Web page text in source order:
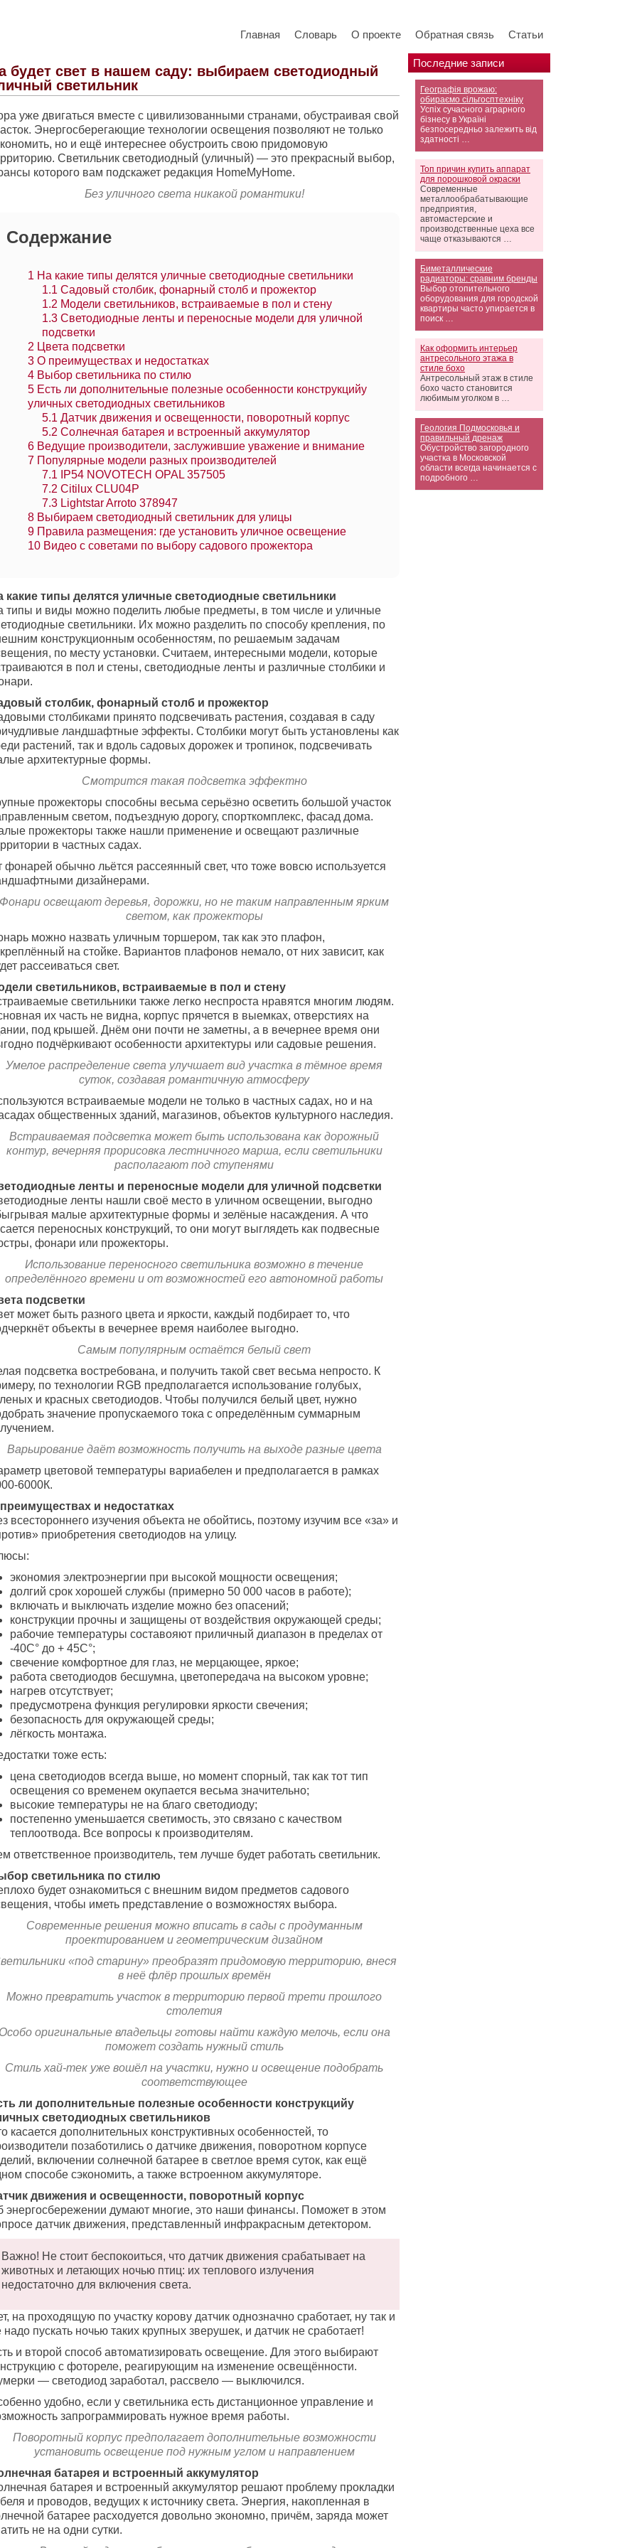
Главная Словарь О проекте Обратная связь Статьи
Последние записи
Географія врожаю:
обираємо сільгосптехніку
Успіх сучасного аграрного
бізнесу в Україні
безпосередньо залежить від
здатності …
Топ причин купить аппарат
для порошковой окраски
Современные
металлообрабатывающие
предприятия,
автомастерские и
производственные цеха все
чаще отказываются …
Биметаллические
радиаторы: сравним бренды
Выбор отопительного
оборудования для городской
квартиры часто упирается в
поиск …
Как оформить интерьер
антресольного этажа в
стиле бохо
Антресольный этаж в стиле
бохо часто становится
любимым уголком в …
Геология Подмосковья и
правильный дренаж
Обустройство загородного
участка в Московской
области всегда начинается с
подробного …
будет свет в нашем саду: выбираем светодиодный
светильник
уже двигаться вместе с цивилизованными странами, обустраивая свой
Энергосберегающие технологии освещения позволяют не только
но и ещё интереснее обустроить свою придомовую
Светильник светодиодный (уличный) — это прекрасный выбор,
которого вам подскажет редакция HomeMyHome.
Без уличного света никакой романтики!
Содержание
1 На какие типы делятся уличные светодиодные светильники
1.1 Садовый столбик, фонарный столб и прожектор
1.2 Модели светильников, встраиваемые в пол и стену
1.3 Светодиодные ленты и переносные модели для уличной
подсветки
2 Цвета подсветки
3 О преимуществах и недостатках
4 Выбор светильника по стилю
5 Есть ли дополнительные полезные особенности конструкцийу
уличных светодиодных светильников
5.1 Датчик движения и освещенности, поворотный корпус
5.2 Солнечная батарея и встроенный аккумулятор
6 Ведущие производители, заслужившие уважение и внимание
7 Популярные модели разных производителей
7.1 IP54 NOVOTECH OPAL 357505
7.2 Citilux CLU04P
7.3 Lightstar Arroto 378947
8 Выбираем светодиодный светильник для улицы
9 Правила размещения: где установить уличное освещение
10 Видео с советами по выбору садового прожектора
какие типы делятся уличные светодиодные светильники
типы и виды можно поделить любые предметы, в том числе и уличные
светильники. Их можно разделить по способу крепления, по
конструкционным особенностям, по решаемым задачам
по месту установки. Считаем, интересными модели, которые
в пол и стены, светодиодные ленты и различные столбики и
столбик, фонарный столб и прожектор
столбиками принято подсвечивать растения, создавая в саду
ландшафтные эффекты. Столбики могут быть установлены как
растений, так и вдоль садовых дорожек и тропинок, подсвечивать
архитектурные формы.
Смотрится такая подсветка эффектно
прожекторы способны весьма серьёзно осветить большой участок
светом, подъездную дорогу, спорткомплекс, фасад дома.
прожекторы также нашли применение и освещают различные
в частных садах.
фонарей обычно льётся рассеянный свет, что тоже вовсю используется
дизайнерами.
Фонари освещают деревья, дорожки, но не таким направленным ярким
светом, как прожекторы
можно назвать уличным торшером, так как это плафон,
на стойке. Вариантов плафонов немало, от них зависит, как
рассеиваться свет.
светильников, встраиваемые в пол и стену
светильники также легко неспроста нравятся многим людям.
их часть не видна, корпус прячется в выемках, отверстиях на
под крышей. Днём они почти не заметны, а в вечернее время они
подчёркивают особенности архитектуры или садовые решения.
Умелое распределение света улучшает вид участка в тёмное время
суток, создавая романтичную атмосферу
встраиваемые модели не только в частных садах, но и на
общественных зданий, магазинов, объектов культурного наследия.
Встраиваемая подсветка может быть использована как дорожный
контур, вечерняя прорисовка лестничного марша, если светильники
располагают под ступенями
ленты и переносные модели для уличной подсветки
ленты нашли своё место в уличном освещении, выгодно
малые архитектурные формы и зелёные насаждения. А что
переносных конструкций, то они могут выглядеть как подвесные
фонари или прожекторы.
Использование переносного светильника возможно в течение
определённого времени и от возможностей его автономной работы
подсветки
может быть разного цвета и яркости, каждый подбирает то, что
объекты в вечернее время наиболее выгодно.
Самым популярным остаётся белый свет
подсветка востребована, и получить такой свет весьма непросто. К
по технологии RGB предполагается использование голубых,
и красных светодиодов. Чтобы получился белый цвет, нужно
значение пропускаемого тока с определённым суммарным
Варьирование даёт возможность получить на выходе разные цвета
цветовой температуры вариабелен и предполагается в рамках
6000К.
и недостатках
всестороннего изучения объекта не обойтись, поэтому изучим все «за» и
приобретения светодиодов на улицу.
экономия электроэнергии при высокой мощности освещения;
долгий срок хорошей службы (примерно 50 000 часов в работе);
включать и выключать изделие можно без опасений;
конструкции прочны и защищены от воздействия окружающей среды;
рабочие температуры составояют приличный диапазон в пределах от
-40С° до + 45С°;
свечение комфортное для глаз, не мерцающее, яркое;
работа светодиодов бесшумна, цветопередача на высоком уровне;
нагрев отсутствует;
предусмотрена функция регулировки яркости свечения;
безопасность для окружающей среды;
лёгкость монтажа.
тоже есть:
цена светодиодов всегда выше, но момент спорный, так как тот тип
освещения со временем окупается весьма значительно;
высокие температуры не на благо светодиоду;
постепенно уменьшается светимость, это связано с качеством
теплоотвода. Все вопросы к производителям.
ответственное производитель, тем лучше будет работать светильник.
светильника по стилю
будет ознакомиться с внешним видом предметов садового
чтобы иметь представление о возможностях выбора.
Современные решения можно вписать в сады с продуманным
проектированием и геометрическим дизайном
«под старину» преобразят придомовую территорию, внеся
в неё флёр прошлых времён
Можно превратить участок в территорию первой трети прошлого
столетия
Особо оригинальные владельцы готовы найти каждую мелочь, если она
поможет создать нужный стиль
Стиль хай-тек уже вошёл на участки, нужно и освещение подобрать
соответствующее
ли дополнительные полезные особенности конструкцийу
светодиодных светильников
касается дополнительных конструктивных особенностей, то
позаботились о датчике движения, поворотном корпусе
включении солнечной батарее в светлое время суток, как ещё
способе сэкономить, а также встроенном аккумуляторе.
движения и освещенности, поворотный корпус
энергосбережении думают многие, это наши финансы. Поможет в этом
датчик движения, представленный инфракрасным детектором.
Важно! Не стоит беспокоиться, что датчик движения срабатывает на
животных и летающих ночью птиц: их теплового излучения
недостаточно для включения света.
на проходящую по участку корову датчик однозначно сработает, ну так и
надо пускать ночью таких крупных зверушек, и датчик не сработает!
и второй способ автоматизировать освещение. Для этого выбирают
с фотореле, реагирующим на изменение освещённости.
— светодиод заработал, рассвело — выключился.
удобно, если у светильника есть дистанционное управление и
запрограммировать нужное время работы.
Поворотный корпус предполагает дополнительные возможности
установить освещение под нужным углом и направлением
батарея и встроенный аккумулятор
батарея и встроенный аккумулятор решают проблему прокладки
и проводов, ведущих к источнику света. Энергия, накопленная в
батарее расходуется довольно экономно, причём, заряда может
не на одни сутки.